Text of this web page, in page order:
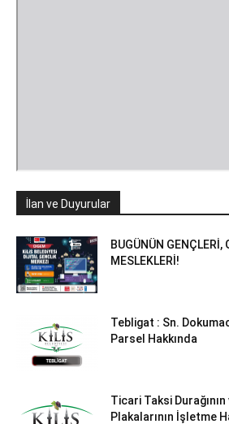
İlan ve Duyurular
BUGÜNÜN GENÇLERİ,
MESLEKLERİ!
Tebligat : Sn.
Parsel Hakkında
Ticari Taksi
Plakalarının İşletme